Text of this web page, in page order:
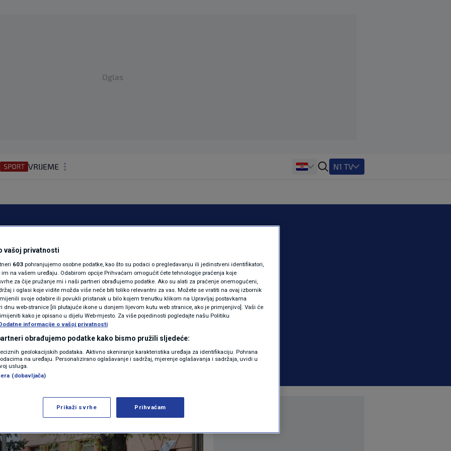
Oglas
VRIJEME
REGIJA
MAGAZIN
KOLUMNE
N1(DIS)INFO
KLIMATSKE PROMJENE
FOTO
VIDEO
N1 TV
pronađen mrtav
teško ozlijeđen
CRNA KRONIKA 0 komentara
Više
vašoj privatnosti
603 pohranjujemo osobne podatke, kao što su podaci o pregledavanju ili jedinstveni identifikatori,
na vašem uređaju. Odabirom opcije Prihvaćam omogućit ćete tehnologije praćenja koje
za čije pružanje mi i naši partneri obrađujemo podatke. Ako su alati za praćenje onemogućeni,
i oglasi koje vidite možda više neće biti toliko relevantni za vas. Možete se vratiti na ovaj izbornik
svoje odabire ili povukli pristanak u bilo kojem trenutku klikom na Upravljaj postavkama
dnu web-stranice [ili plutajuće ikone u donjem lijevom kutu web stranice, ako je primjenjivo]. Vaši će
kako je opisano u dijelu Web-mjesto. Za više pojedinosti pogledajte našu Politiku
informacije o vašoj privatnosti
obrađujemo podatke kako bismo pružili sljedeće:
geolokacijskih podataka. Aktivno skeniranje karakteristika uređaja za identifikaciju. Pohrana
na uređaju. Personalizirano oglašavanje i sadržaj, mjerenje oglašavanja i sadržaja, uvidi u
usluga.
(dobavljača)
Prikaži svrhe Prihvaćam